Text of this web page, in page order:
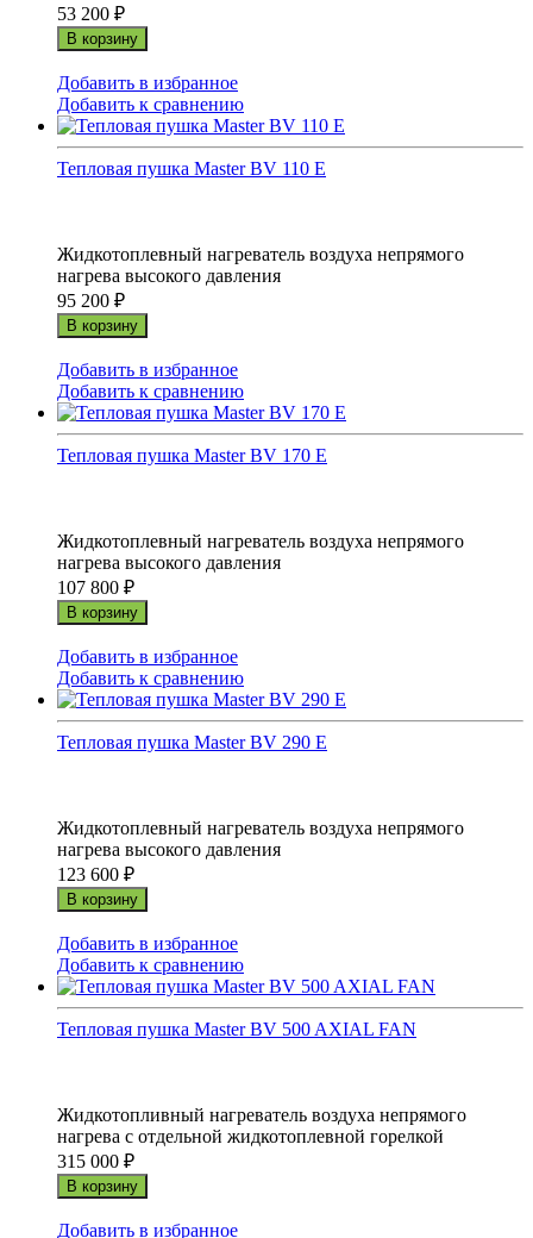
53 200 ₽
В корзину
Добавить в избранное
Добавить к сравнению
Тепловая пушка Master BV 110 E
Жидкотоплевный нагреватель воздуха непрямого
нагрева высокого давления
95 200 ₽
В корзину
Добавить в избранное
Добавить к сравнению
Тепловая пушка Master BV 170 E
Жидкотоплевный нагреватель воздуха непрямого
нагрева высокого давления
107 800 ₽
В корзину
Добавить в избранное
Добавить к сравнению
Тепловая пушка Master BV 290 E
Жидкотоплевный нагреватель воздуха непрямого
нагрева высокого давления
123 600 ₽
В корзину
Добавить в избранное
Добавить к сравнению
Тепловая пушка Master BV 500 AXIAL FAN
Жидкотопливный нагреватель воздуха непрямого
нагрева с отдельной жидкотоплевной горелкой
315 000 ₽
В корзину
Добавить в избранное